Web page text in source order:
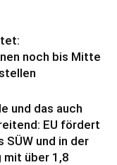
noch bis Mitte
und das auch
EU fördert
SÜW und in der
mit über 1,8